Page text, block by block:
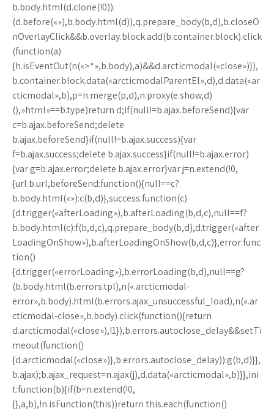
b.body.html(d.clone(!0)):
(d.before(«»),b.body.html(d)),q.prepare_body(b,d),b.closeO
nOverlayClick&&b.overlay.block.add(b.container.block).click
(function(a)
{h.isEventOut(n(«>*»,b.body),a)&&d.arcticmodal(«close»)}),
b.container.block.data(«arcticmodalParentEl»,d),d.data(«ar
cticmodal»,b),p=n.merge(p,d),n.proxy(e.show,d)
(),»html»==b.type)return d;if(null!=b.ajax.beforeSend){var
c=b.ajax.beforeSend;delete
b.ajax.beforeSend}if(null!=b.ajax.success){var
f=b.ajax.success;delete b.ajax.success}if(null!=b.ajax.error)
{var g=b.ajax.error;delete b.ajax.error}var j=n.extend(!0,
{url:b.url,beforeSend:function(){null==c?
b.body.html(«»):c(b,d)},success:function(c)
{d.trigger(«afterLoading»),b.afterLoading(b,d,c),null==f?
b.body.html(c):f(b,d,c),q.prepare_body(b,d),d.trigger(«after
LoadingOnShow»),b.afterLoadingOnShow(b,d,c)},error:func
tion()
{d.trigger(«errorLoading»),b.errorLoading(b,d),null==g?
(b.body.html(b.errors.tpl),n(«.arcticmodal-
error»,b.body).html(b.errors.ajax_unsuccessful_load),n(«.ar
cticmodal-close»,b.body).click(function(){return
d.arcticmodal(«close»),!1}),b.errors.autoclose_delay&&setTi
meout(function()
{d.arcticmodal(«close»)},b.errors.autoclose_delay)):g(b,d)}},
b.ajax);b.ajax_request=n.ajax(j),d.data(«arcticmodal»,b)}},ini
t:function(b){if(b=n.extend(!0,
{},a,b),!n.isFunction(this))return this.each(function()